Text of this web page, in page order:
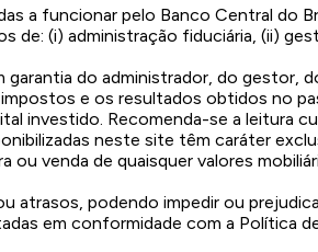
a funcionar pelo Banco Central do
de: (i) administração fiduciária, (ii)
do administrador, do gestor,
e os resultados obtidos no
investido. Recomenda-se a leitura
neste site têm caráter
venda de quaisquer valores
podendo impedir ou
em conformidade com a Política